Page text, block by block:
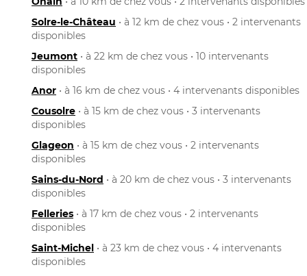
Solre-le-Château • à 12 km de chez vous • 2 intervenants
disponibles
Jeumont • à 22 km de chez vous • 10 intervenants
disponibles
Anor • à 16 km de chez vous • 4 intervenants disponibles
Cousolre • à 15 km de chez vous • 3 intervenants
disponibles
Glageon • à 15 km de chez vous • 2 intervenants
disponibles
Sains-du-Nord • à 20 km de chez vous • 3 intervenants
disponibles
Felleries • à 17 km de chez vous • 2 intervenants
disponibles
Saint-Michel • à 23 km de chez vous • 4 intervenants
disponibles